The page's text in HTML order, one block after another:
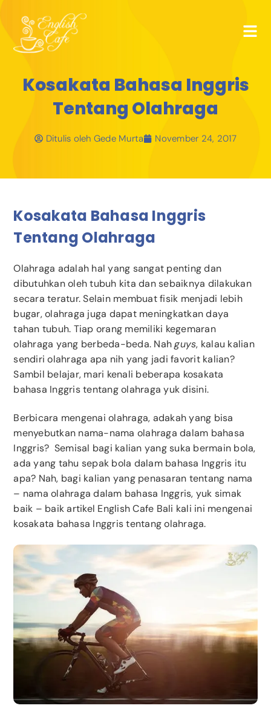
Kosakata Bahasa Inggris
Tentang Olahraga
Ditulis oleh Gede Murta November 24, 2017
Kosakata Bahasa Inggris
Tentang Olahraga
Olahraga adalah hal yang sangat penting dan
dibutuhkan oleh tubuh kita dan sebaiknya dilakukan
secara teratur. Selain membuat fisik menjadi lebih
bugar, olahraga juga dapat meningkatkan daya
tahan tubuh. Tiap orang memiliki kegemaran
olahraga yang berbeda-beda. Nahguys, kalau kalian
sendiri olahraga apa nih yang jadi favorit kalian?
Sambil belajar, mari kenali beberapa kosakata
bahasa Inggris tentang olahraga yuk disini.
Berbicara mengenai olahraga, adakah yang bisa
menyebutkan nama-nama olahraga dalam bahasa
Inggris? Semisal bagi kalian yang suka bermain bola,
ada yang tahu sepak bola dalam bahasa Inggris itu
apa? Nah, bagi kalian yang penasaran tentang nama
– nama olahraga dalam bahasa Inggris, yuk simak
baik – baik artikel English Cafe Bali kali ini mengenai
kosakata bahasa Inggris tentang olahraga.